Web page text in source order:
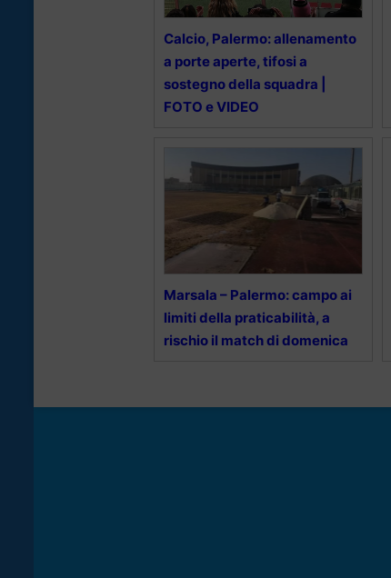
Calcio, Palermo: allenamento
a porte aperte, tifosi a
sostegno della squadra |
FOTO e VIDEO
Marsala – Palermo: campo ai
limiti della praticabilità, a
rischio il match di domenica